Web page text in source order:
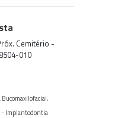
Cemitério -
010
,
- Implantodontia